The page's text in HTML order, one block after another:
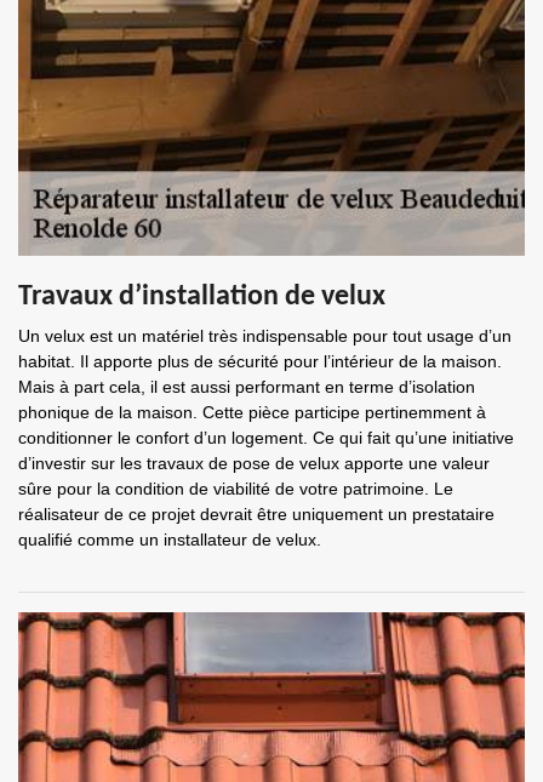
Travaux d’installation de velux
Un velux est un matériel très indispensable pour tout usage d’un
habitat. Il apporte plus de sécurité pour l’intérieur de la maison.
Mais à part cela, il est aussi performant en terme d’isolation
phonique de la maison. Cette pièce participe pertinemment à
conditionner le confort d’un logement. Ce qui fait qu’une initiative
d’investir sur les travaux de pose de velux apporte une valeur
sûre pour la condition de viabilité de votre patrimoine. Le
réalisateur de ce projet devrait être uniquement un prestataire
qualifié comme un installateur de velux.